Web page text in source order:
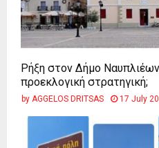
Ρήξη στον Δήμο
προεκλογική στρατηγική;
by AGGELOS DRITSAS 17 July